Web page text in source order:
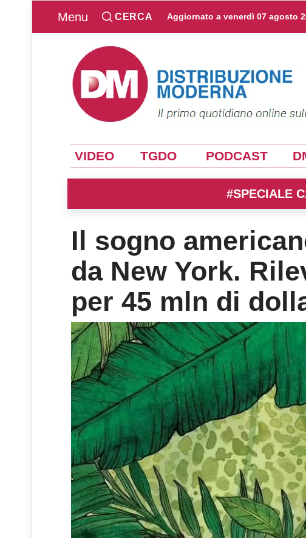
Menu CERCA Aggiornato a venerdì 07 agosto
VIDEO TGDO PODCAST
#SPECIALE
Il sogno
da New York.
per 45 mln di